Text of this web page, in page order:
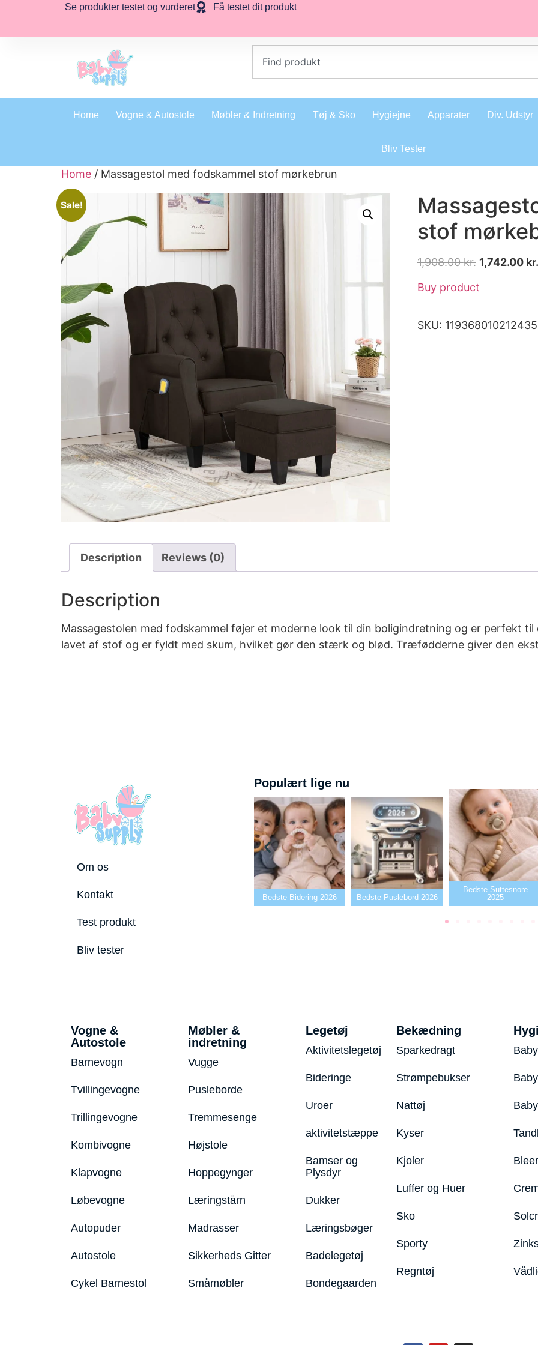
Se produkter testet og vurderet Få testet dit produkt
Home Vogne & Autostole Møbler & Indretning Tøj & Sko Hygiejne Apparater Div. Udstyr
Bliv Tester
Home / Massagestol med fodskammel stof mørkebrun
Sale!
stof
1,908.00kr. 1,742.00 kr.
Buy product
SKU:
Description Reviews (0)
Description
Massagestolen med fodskammel føjer et moderne look til din boligindretning og er perfekt til
lavet af stof og er fyldt med skum, hvilket gør den stærk og blød. Træfødderne giver den
Om os
Kontakt
Test produkt
Bliv tester
Populært lige nu
Bedste tremmeseng
2026
Bedste Bidering 2026 Bedste Puslebord 2026
Bedste Suttesnore
2025
Vogne &
Autostole
Barnevogn
Tvillingevogne
Trillingevogne
Kombivogne
Klapvogne
Løbevogne
Autopuder
Autostole
Cykel Barnestol
Møbler &
indretning
Vugge
Pusleborde
Tremmesenge
Højstole
Hoppegynger
Læringstårn
Madrasser
Sikkerheds Gitter
Småmøbler
Legetøj
Aktivitetslegetøj
Bideringe
Uroer
aktivitetstæppe
Bamser og
Plysdyr
Dukker
Læringsbøger
Badelegetøj
Bondegaarden
Bekædning
Sparkedragt
Strømpebukser
Nattøj
Kyser
Kjoler
Luffer og Huer
Sko
Sporty
Regntøj